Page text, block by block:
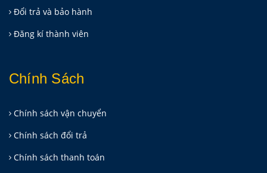
Đổi trả và bảo hành
Đăng kí thành viên
Chính Sách
Chính sách vận chuyển
Chính sách đổi trả
Chính sách thanh toán